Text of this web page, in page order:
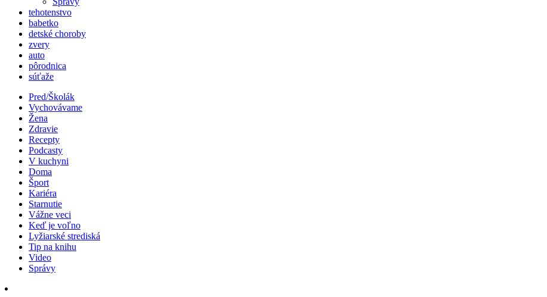
tehotenstvo
babetko
detské choroby
zvery
auto
pôrodnica
súťaže
Pred/Školák
Vychovávame
Žena
Zdravie
Recepty
Podcasty
V kuchyni
Doma
Šport
Kariéra
Starnutie
Vážne veci
Keď je voľno
Lyžiarské strediská
Tip na knihu
Video
Správy